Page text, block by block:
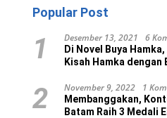
Popular Post
1 Desember 13, 2021 6
Di Novel Buya
Kisah Hamka dengan
2 November 9, 2022 1
Membanggakan,
Batam Raih 3 Medali